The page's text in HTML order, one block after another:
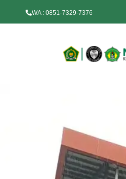
WA : 0851-7329-7376